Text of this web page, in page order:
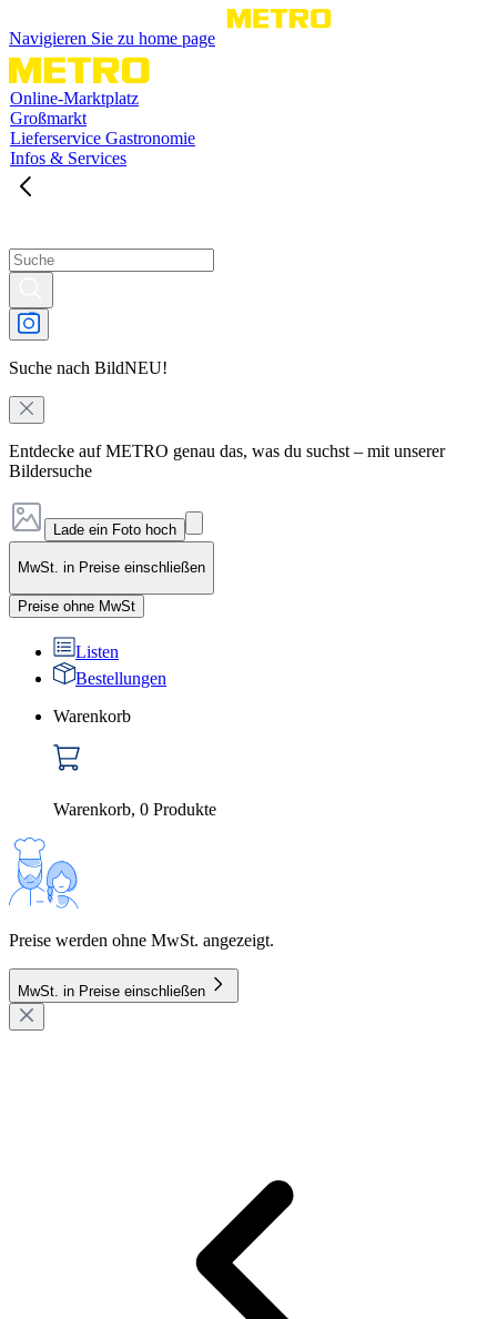
Navigieren Sie zu home page
Online-Marktplatz
Großmarkt
Lieferservice Gastronomie
Infos & Services
Suche nach BildNEU!
Entdecke auf METRO genau das, was du suchst – mit unserer
Bildersuche
Lade ein Foto hoch
MwSt. in Preise einschließen
Preise ohne MwSt
Listen
Bestellungen
Warenkorb
Warenkorb, 0 Produkte
Preise werden ohne MwSt. angezeigt.
MwSt. in Preise einschließen